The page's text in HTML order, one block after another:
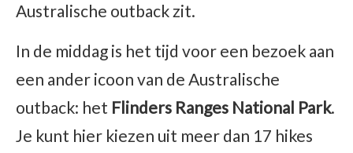
Australische outback zit.
In de middag is het tijd voor een bezoek aan
een ander icoon van de Australische
outback: het Flinders Ranges National Park.
Je kunt hier kiezen uit meer dan 17 hikes